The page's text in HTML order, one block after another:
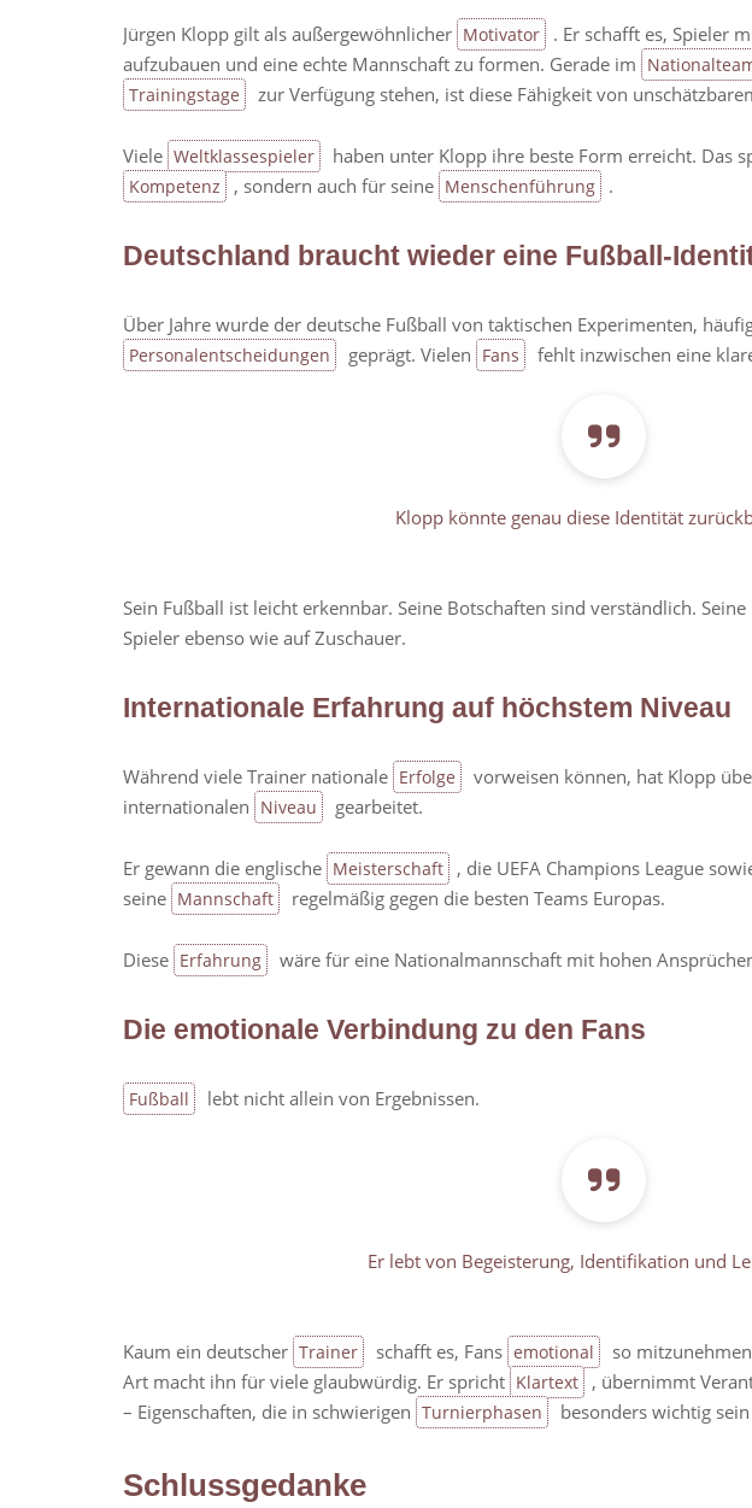
Jürgen Klopp gilt als außergewöhnlicher Motivator . Er schafft es, Spieler
aufzubauen und eine echte Mannschaft zu formen. Gerade im
Trainingstage zur Verfügung stehen, ist diese Fähigkeit von
Viele Weltklassespieler haben unter Klopp ihre beste Form erreicht. Das
Kompetenz , sondern auch für seine Menschenführung .
Deutschland braucht wieder eine Fußball-
Über Jahre wurde der deutsche Fußball von taktischen Experimenten,
Personalentscheidungen geprägt. Vielen Fans fehlt inzwischen eine
Klopp könnte genau diese Identität
Sein Fußball ist leicht erkennbar. Seine Botschaften sind verständlich.
Spieler ebenso wie auf Zuschauer.
Internationale Erfahrung auf höchstem Niveau
Während viele Trainer nationale Erfolge
vorweisen können, hat Klopp
internationalen Niveau gearbeitet.
Er gewann die englische Meisterschaft
, die UEFA Champions League
seine Mannschaft regelmäßig gegen die besten Teams Europas.
Diese Erfahrung wäre für eine Nationalmannschaft mit hohen
Die emotionale Verbindung zu den Fans
Fußball lebt nicht allein von Ergebnissen.
Er lebt von Begeisterung, Identifikation und
Kaum ein deutscher Trainer schafft es, Fans emotional
so
Art macht ihn für viele glaubwürdig. Er spricht Klartext , übernimmt
– Eigenschaften, die in schwierigen Turnierphasen besonders wichtig
Schlussgedanke